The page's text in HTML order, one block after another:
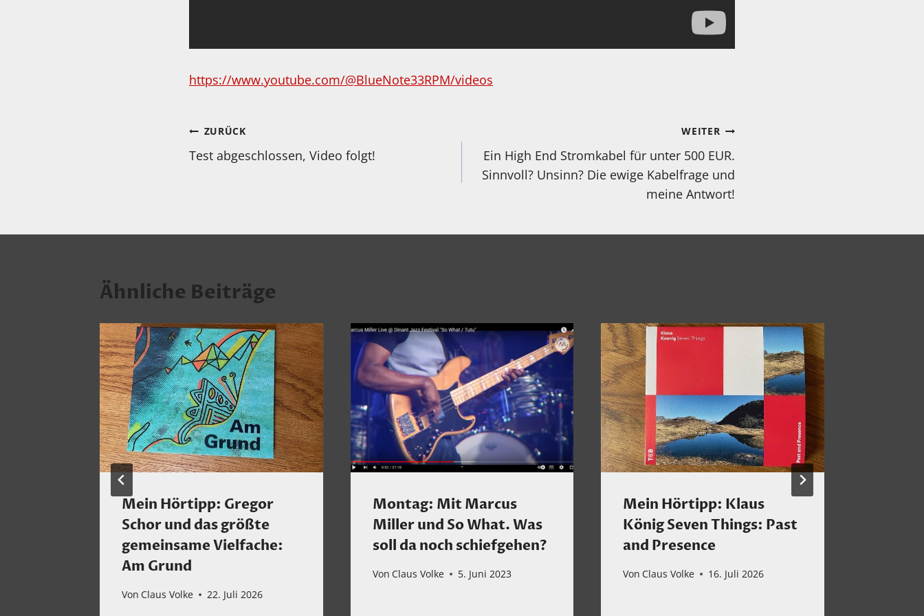
https://www.youtube.com/@BlueNote33RPM/videos
Beitragsnavigation
ZURÜCK
Test abgeschlossen, Video folgt!
WEITER
Ein High End Stromkabel für unter 500 EUR.
Sinnvoll? Unsinn? Die ewige Kabelfrage und
meine Antwort!
Ähnliche Beiträge
Mein Hörtipp: Gregor
Schor und das größte
gemeinsame Vielfache:
Am Grund
Von Claus Volke 22. Juli 2026
Montag: Mit Marcus
Miller und So What. Was
soll da noch schiefgehen?
Von Claus Volke 5. Juni 2023
Mein Hörtipp: Klaus
König Seven Things: Past
and Presence
Von Claus Volke 16. Juli 2026